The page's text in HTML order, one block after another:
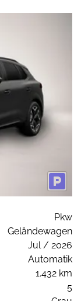
Pkw
Geländewagen
Jul / 2026
Automatik
1.432 km
5